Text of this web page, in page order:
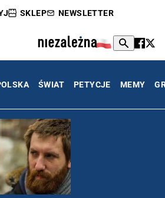
SKLEP NEWSLETTER
ŚWIAT PETYCJE MEMY